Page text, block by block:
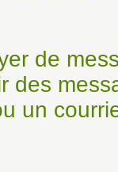
de
des
un